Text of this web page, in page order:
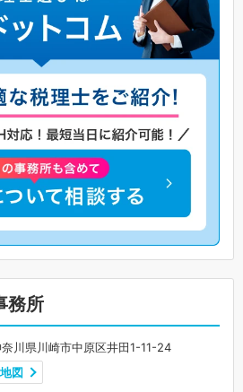
務所
川県川崎市中原区井田1-11-24
地図